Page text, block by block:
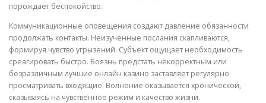
порождает беспокойство.
Коммуникационные оповещения создают давление обязанности
продолжать контакты. Неизученные послания скапливаются,
формируя чувство угрызений. Субъект ощущает необходимость
среагировать быстро. Боязнь предстать некорректным или
безразличным лучшие онлайн казино заставляет регулярно
просматривать входящие. Волнение оказывается хронической,
сказываясь на чувственное режим и качество жизни.